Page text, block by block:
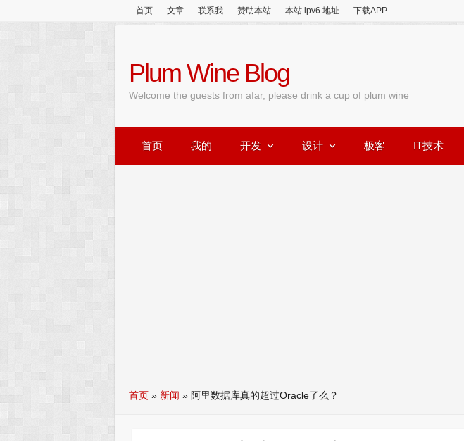
首页 文章 联系我 赞助本站 本站 ipv6 地址 下载APP
Plum Wine Blog
Welcome the guests from afar, please drink a cup of plum wine
首页 我的 开发 设计 极客 IT技术
首页 » 新闻 » 阿里数据库真的超过Oracle了么？